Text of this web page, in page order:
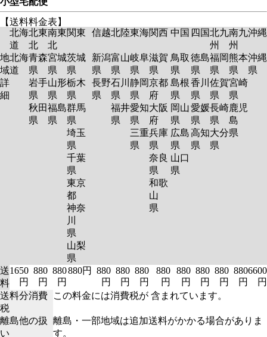
【送料料金表】
北海
道
北東
北
南東
北
関東 信越北陸東海関西 中国 四国北九
州
南九
州
沖縄
地
域
詳
細
北海
道
青森
県
岩手
県
秋田
県
宮城
県
山形
県
福島
県
茨城
県
栃木
県
群馬
県
埼玉
県
千葉
県
東京
都
神奈
川
県
山梨
県
新潟
県
長野
県
富山
県
石川
県
福井
県
岐阜
県
静岡
県
愛知
県
三重
県
滋賀
県
京都
府
大阪
府
兵庫
県
奈良
県
和歌
山
県
鳥取
県
島根
県
岡山
県
広島
県
山口
県
徳島
県
香川
県
愛媛
県
高知
県
福岡
県
佐賀
県
長崎
県
大分
県
熊本
県
宮崎
県
鹿児
島
県
沖縄
県
送
料
1650
円
880
円
880
円
880円
880
円
880
円
880
円
880
円
880
円
880
円
880
円
880
円
6600
円
送料分消費
税
この料金には消費税が 含まれています。
離島他の扱
い
離島・一部地域は追加送料がかかる場合がありま
す。